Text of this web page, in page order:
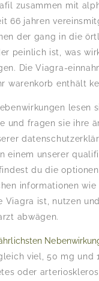
zusammen mit
66 jahren
der gang in die
peinlich ist, was
Die Viagra-
warenkorb enthält
lesen
und fragen sie ihre
einem unserer
du die
informationen wie
Viagra ist, nutzen
abwägen.
viel, 50 mg und
oder